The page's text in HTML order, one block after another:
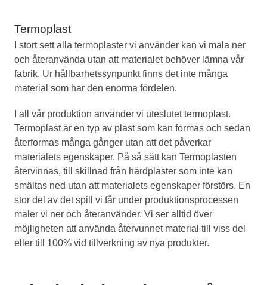
Termoplast
I stort sett alla termoplaster vi använder kan vi mala ner
och återanvända utan att materialet behöver lämna vår
fabrik. Ur hållbarhetssynpunkt finns det inte många
material som har den enorma fördelen.
I all vår produktion använder vi uteslutet termoplast.
Termoplast är en typ av plast som kan formas och sedan
återformas många gånger utan att det påverkar
materialets egenskaper. På så sätt kan Termoplasten
återvinnas, till skillnad från härdplaster som inte kan
smältas ned utan att materialets egenskaper förstörs. En
stor del av det spill vi får under produktionsprocessen
maler vi ner och återanvänder. Vi ser alltid över
möjligheten att använda återvunnet material till viss del
eller till 100% vid tillverkning av nya produkter.